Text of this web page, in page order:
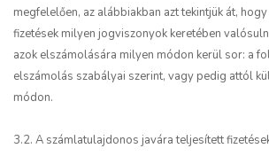
megfelelően, az alábbiakban azt tekintjük át,
fizetések milyen jogviszonyok keretében
azok elszámolására milyen módon kerül sor: a
elszámolás szabályai szerint, vagy pedig attól
módon.
3.2. A számlatulajdonos javára teljesített